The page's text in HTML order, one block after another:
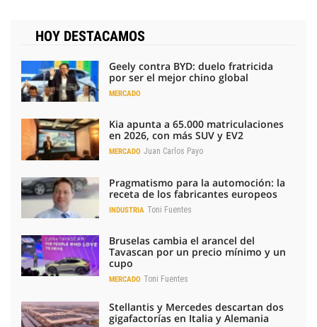
HOY DESTACAMOS
Geely contra BYD: duelo fratricida
por ser el mejor chino global
MERCADO
Kia apunta a 65.000 matriculaciones
en 2026, con más SUV y EV2
MERCADO Juan Carlos Payo
Pragmatismo para la automoción: la
receta de los fabricantes europeos
INDUSTRIA Toni Fuentes
Bruselas cambia el arancel del
Tavascan por un precio mínimo y un
cupo
MERCADO Toni Fuentes
Stellantis y Mercedes descartan dos
gigafactorías en Italia y Alemania